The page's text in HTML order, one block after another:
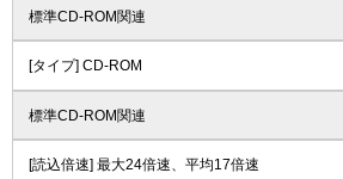
標準CD-ROM関連
[タイプ] CD-ROM
標準CD-ROM関連
[読込倍速] 最大24倍速、平均17倍速